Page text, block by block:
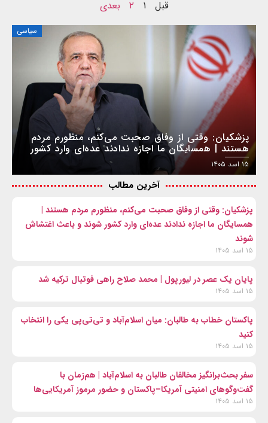
قبل ۱ ۲ بعدی
سیاسی
پزشکیان: وقتی از وفاق صحبت می‌کنم، منظورم مردم
هستند | همسایگان ما اجازه ندادند عده‌ای وارد کشور
شوند و باعث اغتشاش شوند
۱۵ اسد ۱۴۰۵
آخرین مطالب
پزشکیان: وقتی از وفاق صحبت می‌کنم، منظورم مردم هستند |
همسایگان ما اجازه ندادند عده‌ای وارد کشور شوند و باعث اغتشاش
شوند
۱۵ اسد ۱۴۰۵
پایان یک عصر در لیورپول | محمد صلاح راهی فوتبال ترکیه شد
۱۵ اسد ۱۴۰۵
پاکستان خطاب به طالبان: میان اسلام‌آباد و تی‌تی‌پی یکی را انتخاب
کنید
۱۵ اسد ۱۴۰۵
سفر بحث‌برانگیز مخالفان طالبان به اسلام‌آباد | هم‌زمان با
گفت‌وگوهای امنیتی آمریکا–پاکستان و حضور مرموز آمریکایی‌ها
۱۵ اسد ۱۴۰۵